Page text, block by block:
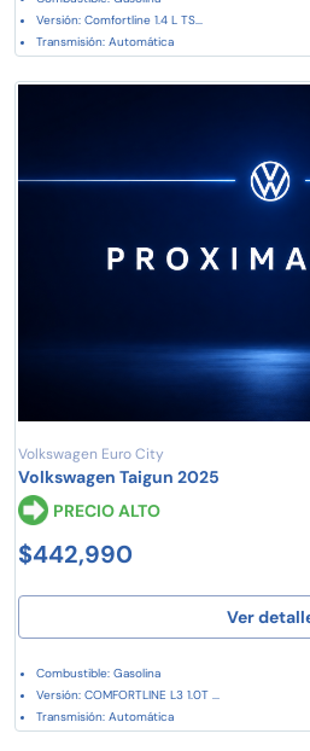
Versión: Comfortline 1.4 L TS...
Transmisión: Automática
Volkswagen Euro City
Volkswagen Taigun 2025
PRECIO ALTO
$442,990
Ver
Combustible: Gasolina
Versión: COMFORTLINE L3 1.0T ...
Transmisión: Automática